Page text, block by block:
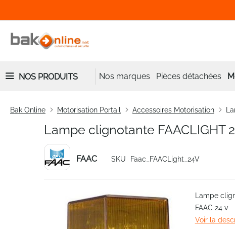
NOS PRODUITS Nos marques Pièces détachées
Bak Online Motorisation Portail Accessoires Motorisation
Lampe clignotante FAACLIGHT
FAAC SKU Faac_FAACLight_24V
Lampe
FAAC 24 v
Voir la